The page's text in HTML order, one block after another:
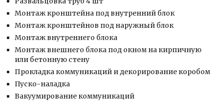
Монтаж кронштейна под внутренний блок
Монтаж кронштейнов под наружный блок
Монтаж внутреннего блока
Монтаж внешнего блока под окном на кирпичную
или бетонную стену
Прокладка коммуникаций и декорирование коробом
Пуско-наладка
Вакуумирование коммуникаций